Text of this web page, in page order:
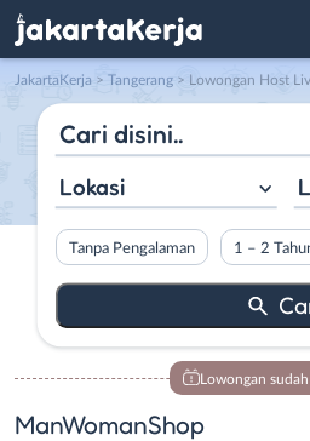
JakartaKerja > Tangerang > Lowongan Host Live
Lokasi
Tanpa Pengalaman 1 – 2
Lowongan
ManWomanShop